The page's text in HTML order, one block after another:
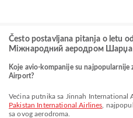
Često postavljana pitanja o letu
Міжнародний аеродром Шарџа
Koje avio-kompanije su najpopularnije
Airport?
Većina putnika sa Jinnah International
Pakistan International Airlines ,
sa ovog aerodroma.